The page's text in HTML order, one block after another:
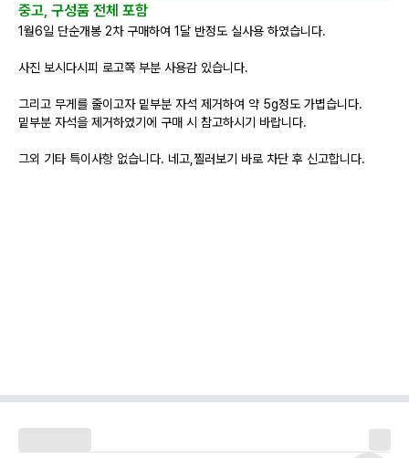
중고, 구성품 전체 포함
1월6일 단순개봉 2차 구매하여 1달 반정도 실사용 하였습니다.
사진 보시다시피 로고쪽 부분 사용감 있습니다.
그리고 무게를 줄이고자 밑부분 자석 제거하여 약 5g정도 가볍습니다.
밑부분 자석을 제거하였기에 구매 시 참고하시기 바랍니다.
그외 기타 특이사항 없습니다. 네고,찔러보기 바로 차단 후 신고합니다.